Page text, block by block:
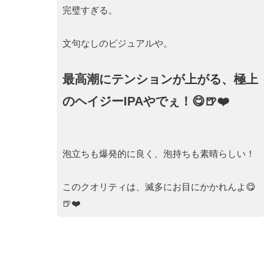
完璧すぎる。
文句なしのビジュアルや。
最高潮にテンションが上がる、極上
のヘイジーIPAやでぇ！😋🍺❤️
泡立ちも爆発的に良く、泡持ちも素晴らしい！
このクオリティは、滅多にお目にかかれんよ😋
🍺❤️